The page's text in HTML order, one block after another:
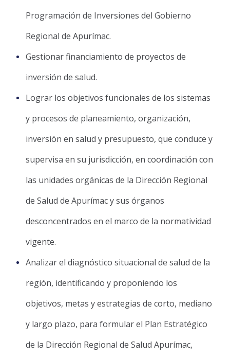
Programación de Inversiones del Gobierno
Regional de Apurímac.
Gestionar financiamiento de proyectos de
inversión de salud.
Lograr los objetivos funcionales de los sistemas
y procesos de planeamiento, organización,
inversión en salud y presupuesto, que conduce y
supervisa en su jurisdicción, en coordinación con
las unidades orgánicas de la Dirección Regional
de Salud de Apurímac y sus órganos
desconcentrados en el marco de la normatividad
vigente.
Analizar el diagnóstico situacional de salud de la
región, identificando y proponiendo los
objetivos, metas y estrategias de corto, mediano
y largo plazo, para formular el Plan Estratégico
de la Dirección Regional de Salud Apurímac,